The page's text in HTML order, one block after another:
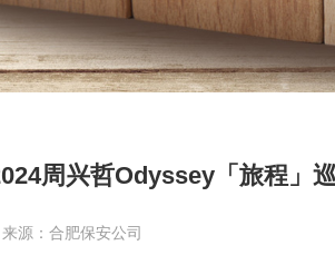
周兴哲Odyssey「旅程」
来源：合肥保安公司